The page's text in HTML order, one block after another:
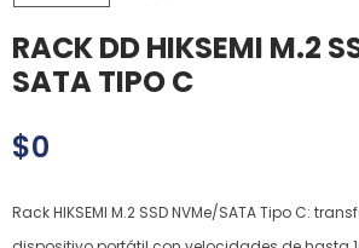
RACK DD HIKSEMI M.2
SATA TIPO C
$0
Rack HIKSEMI M.2 SSD NVMe/SATA Tipo C: